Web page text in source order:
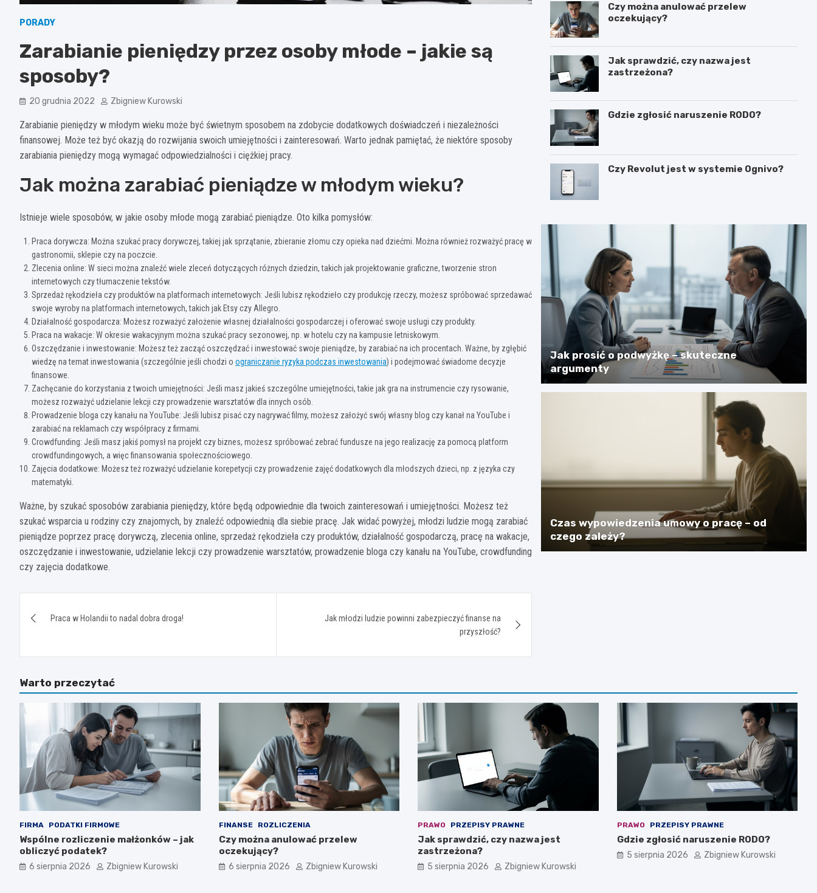
PORADY
Zarabianie pieniędzy przez osoby młode – jakie są
sposoby?
20 grudnia 2022 Zbigniew Kurowski
Zarabianie pieniędzy w młodym wieku może być świetnym sposobem na zdobycie dodatkowych doświadczeń i niezależności
finansowej. Może też być okazją do rozwijania swoich umiejętności i zainteresowań. Warto jednak pamiętać, że niektóre sposoby
zarabiania pieniędzy mogą wymagać odpowiedzialności i ciężkiej pracy.
Jak można zarabiać pieniądze w młodym wieku?
Istnieje wiele sposobów, w jakie osoby młode mogą zarabiać pieniądze. Oto kilka pomysłów:
Praca dorywcza: Można szukać pracy dorywczej, takiej jak sprzątanie, zbieranie złomu czy opieka nad dziećmi. Można również rozważyć pracę w
gastronomii, sklepie czy na poczcie.
Zlecenia online: W sieci można znaleźć wiele zleceń dotyczących różnych dziedzin, takich jak projektowanie graficzne, tworzenie stron
internetowych czy tłumaczenie tekstów.
Sprzedaż rękodzieła czy produktów na platformach internetowych: Jeśli lubisz rękodzieło czy produkcję rzeczy, możesz spróbować sprzedawać
swoje wyroby na platformach internetowych, takich jak Etsy czy Allegro.
Działalność gospodarcza: Możesz rozważyć założenie własnej działalności gospodarczej i oferować swoje usługi czy produkty.
Praca na wakacje: W okresie wakacyjnym można szukać pracy sezonowej, np. w hotelu czy na kampusie letniskowym.
Oszczędzanie i inwestowanie: Możesz też zacząć oszczędzać i inwestować swoje pieniądze, by zarabiać na ich procentach. Ważne, by zgłębić
wiedzę na temat inwestowania (szczególnie jeśli chodzi o ograniczanie ryzyka podczas inwestowania) i podejmować świadome decyzje
finansowe.
Zachęcanie do korzystania z twoich umiejętności: Jeśli masz jakieś szczególne umiejętności, takie jak gra na instrumencie czy rysowanie,
możesz rozważyć udzielanie lekcji czy prowadzenie warsztatów dla innych osób.
Prowadzenie bloga czy kanału na YouTube: Jeśli lubisz pisać czy nagrywać filmy, możesz założyć swój własny blog czy kanał na YouTube i
zarabiać na reklamach czy współpracy z firmami.
Crowdfunding: Jeśli masz jakiś pomysł na projekt czy biznes, możesz spróbować zebrać fundusze na jego realizację za pomocą platform
crowdfundingowych, a więc finansowania społecznościowego.
Zajęcia dodatkowe: Możesz też rozważyć udzielanie korepetycji czy prowadzenie zajęć dodatkowych dla młodszych dzieci, np. z języka czy
matematyki.
Ważne, by szukać sposobów zarabiania pieniędzy, które będą odpowiednie dla twoich zainteresowań i umiejętności. Możesz też
szukać wsparcia u rodziny czy znajomych, by znaleźć odpowiednią dla siebie pracę. Jak widać powyżej, młodzi ludzie mogą zarabiać
pieniądze poprzez pracę dorywczą, zlecenia online, sprzedaż rękodzieła czy produktów, działalność gospodarczą, pracę na wakacje,
oszczędzanie i inwestowanie, udzielanie lekcji czy prowadzenie warsztatów, prowadzenie bloga czy kanału na YouTube, crowdfunding
czy zajęcia dodatkowe.
wpisuPraca w Holandii to nadal dobra droga!
Jak młodzi ludzie powinni zabezpieczyć finanse na
przyszłość?
Czy można anulować przelew
oczekujący?
Jak sprawdzić, czy nazwa jest
zastrzeżona?
Gdzie zgłosić naruszenie RODO?
Czy Revolut jest w systemie Ognivo?
Jak prosić o podwyżkę – skuteczne
argumenty
Czas wypowiedzenia umowy o pracę – od
czego zależy?
Warto przeczytać
FIRMA PODATKI FIRMOWE
Wspólne rozliczenie małżonków – jak
obliczyć podatek?
6 sierpnia 2026 Zbigniew Kurowski
FINANSE ROZLICZENIA
Czy można anulować przelew
oczekujący?
6 sierpnia 2026 Zbigniew Kurowski
PRAWO PRZEPISY PRAWNE
Jak sprawdzić, czy nazwa jest
zastrzeżona?
5 sierpnia 2026 Zbigniew Kurowski
PRAWO PRZEPISY PRAWNE
Gdzie zgłosić naruszenie RODO?
5 sierpnia 2026 Zbigniew Kurowski